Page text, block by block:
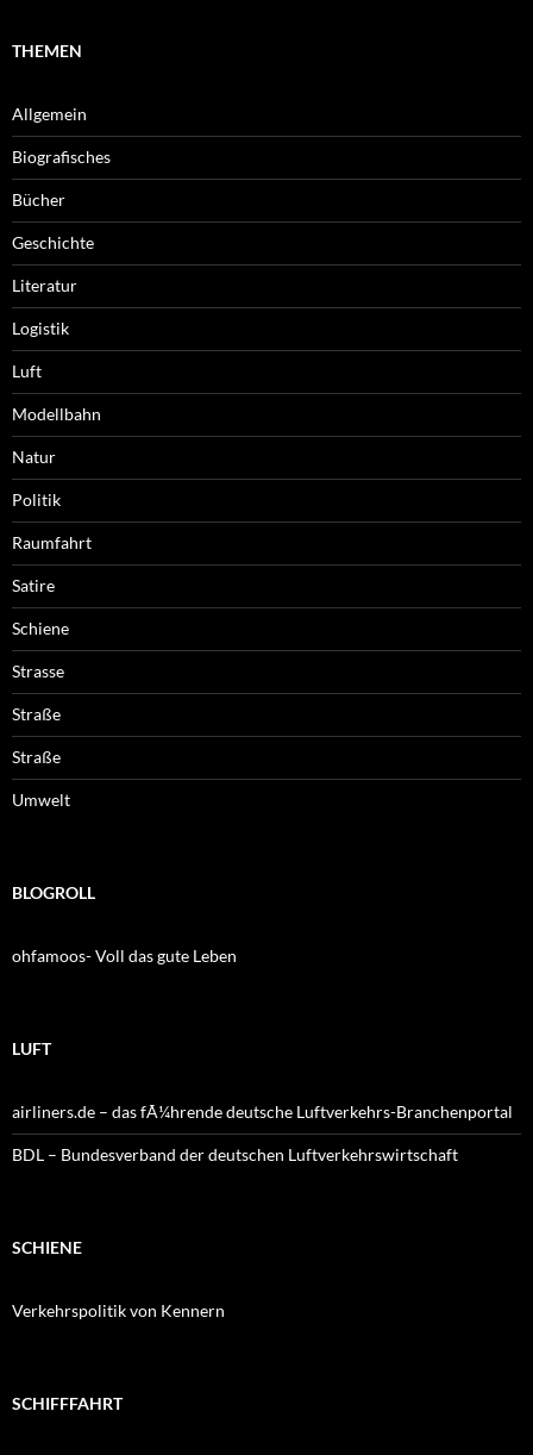
THEMEN
Allgemein
Biografisches
Bücher
Geschichte
Literatur
Logistik
Luft
Modellbahn
Natur
Politik
Raumfahrt
Satire
Schiene
Strasse
Straße
Straße
Umwelt
BLOGROLL
ohfamoos- Voll das gute Leben
LUFT
airliners.de – das fÃ¼hrende deutsche Luftverkehrs-Branchenportal
BDL – Bundesverband der deutschen Luftverkehrswirtschaft
SCHIENE
Verkehrspolitik von Kennern
SCHIFFFAHRT